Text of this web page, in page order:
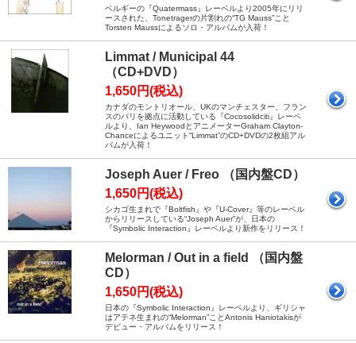
ベルギーの『Quatermass』レーベルより2005年にリリ
ースされた、Tonetragerの片割れの“TG Mauss”こと
Torsten Maussによるソロ・アルバムが入荷！
Limmat / Municipal 44
（CD+DVD）
1,650円(税込)
カナダのモントリオール、UKのマンチェスター、フラン
スのパリを拠点に活動している『Cocosolidciti』レーベ
ルより、Ian HeywoodとアニメーターGraham Clayton-
Chanceによるユニット“Limmat”のCD+DVDの2枚組アル
バムが入荷！
Joseph Auer / Freo （国内盤CD）
1,650円(税込)
シカゴ生まれで『Boltfish』や『U-Cover』等のレーベル
からリリースしている“Joseph Auer”が、日本の
『Symbolic Interaction』レーベルより新作をリリース！
Melorman / Out in a field （国内盤
CD）
1,650円(税込)
日本の『Symbolic Interaction』レーベルより、ギリシャ
はアテネ生まれの“Melorman”ことAntonis Haniotakisが
デビュー・アルバムをリリース！